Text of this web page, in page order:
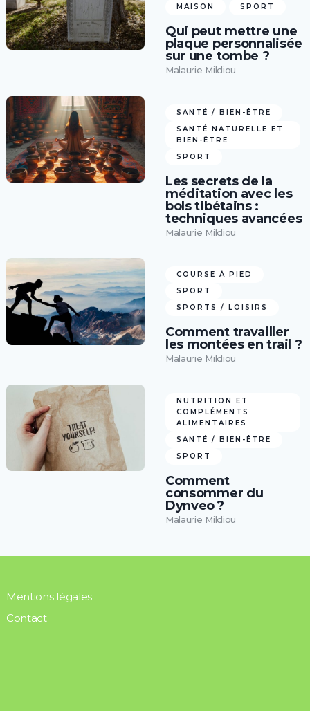
MAISON
SPORT
Qui peut mettre une
plaque personnalisée
sur une tombe ?
Malaurie Mildiou
SANTÉ / BIEN-ÊTRE
SANTÉ NATURELLE ET
BIEN-ÊTRE
SPORT
Les secrets de la
méditation avec les
bols tibétains :
techniques avancées
Malaurie Mildiou
COURSE À PIED
SPORT
SPORTS / LOISIRS
Comment travailler
les montées en trail ?
Malaurie Mildiou
NUTRITION ET
COMPLÉMENTS
ALIMENTAIRES
SANTÉ / BIEN-ÊTRE
SPORT
Comment
consommer du
Dynveo ?
Malaurie Mildiou
Mentions légales
Contact